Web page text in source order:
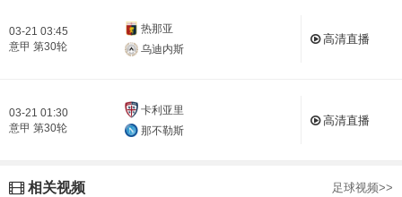
03-21 03:45
意甲 第30轮
热那亚
乌迪内斯
高清直播
03-21 01:30
意甲 第30轮
卡利亚里
那不勒斯
高清直播
相关视频 足球视频>>